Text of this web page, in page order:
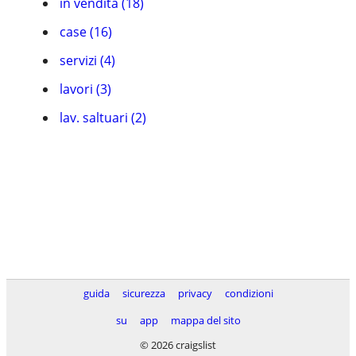
case (16)
servizi (4)
lavori (3)
lav. saltuari (2)
guida sicurezza privacy
condizioni
su
app
mappa del sito
© 2026 craigslist